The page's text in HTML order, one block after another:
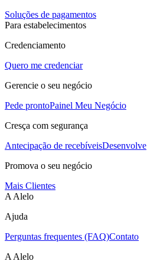
Soluções de pagamentos
Para estabelecimentos
Credenciamento
Quero me credenciar
Gerencie o seu negócio
Pede prontoPainel Meu Negócio
Cresça com segurança
Antecipação de recebíveisDesenvolve
Promova o seu negócio
Mais Clientes
A Alelo
Ajuda
Perguntas frequentes (FAQ)Contato
A Alelo